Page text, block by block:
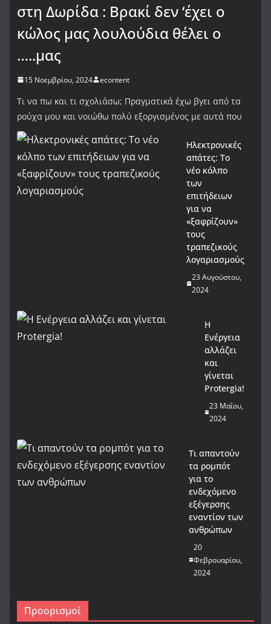
στη Δωρίδα : Βρακί δεν ‘έχει ο
κώλος μας λουλούδια θέλει ο
…..μας
15 Νοεμβρίου, 2024 econtent
Τι να πω και τι σχολιάσω; Πραγματικά έχω βγει από τα
ρούχα μου και νοιώθω πολύ εξοργισμένος με αυτά που
Ηλεκτρονικές
απάτες: Το
νέο κόλπο
των
επιτήδειων
για να
«ξαφρίζουν»
τους
τραπεζικούς
λογαριασμούς
23 Αυγούστου,
2024
Η
Ενέργεια
αλλάζει
και
γίνεται
Protergia!
23 Μαΐου,
2024
Τι απαντούν
τα ρομπότ
για το
ενδεχόμενο
εξέγερσης
εναντίον των
ανθρώπων
20
Φεβρουαρίου,
2024
Προορισμοί